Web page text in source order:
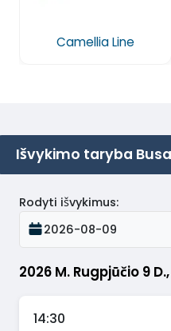
Camellia Line
Išvykimo taryba
2026 M. Rugpjūčio 9
Rodyti išvykimus:
2026-08-09
14:30